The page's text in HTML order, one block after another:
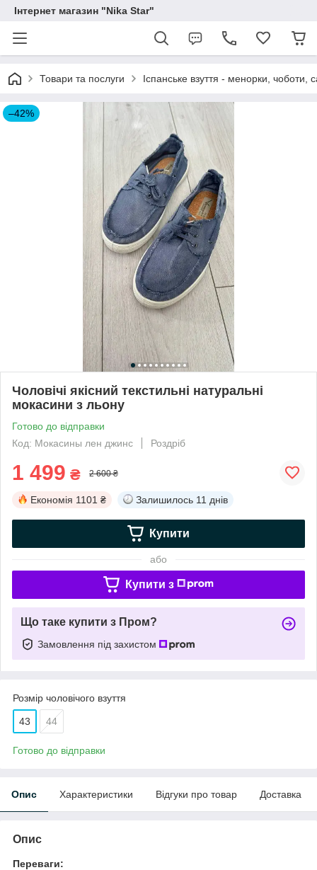
Інтернет магазин "Nika Star"
Товари та послуги Іспанське взуття - менорки, чоботи,
–42%
Чоловічі якісний текстильні натуральні
мокасини з льону
Готово до відправки
Код: Мокасины лен джинс
Роздріб
1 499 ₴ 2 600 ₴
Економія 1101 ₴ Залишилось 11 днів
Купити
або
Купити з
Що таке купити з Пром?
Замовлення під захистом
Розмір чоловічого взуття
43 44
Готово до відправки
Опис Характеристики Відгуки про товар Доставка
Опис
Переваги: